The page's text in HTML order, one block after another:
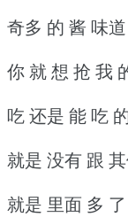
奇多 的 酱 味
你 就 想 抢 我
吃 还是 能 吃
就是 没有 跟
就是 里面 多